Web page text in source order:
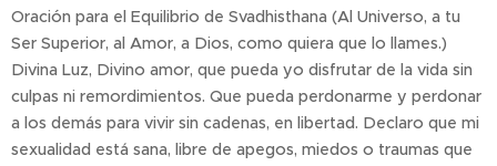
Oración para el Equilibrio de Svadhisthana (Al Universo, a tu
Ser Superior, al Amor, a Dios, como quiera que lo llames.)
Divina Luz, Divino amor, que pueda yo disfrutar de la vida sin
culpas ni remordimientos. Que pueda perdonarme y perdonar
a los demás para vivir sin cadenas, en libertad. Declaro que mi
sexualidad está sana, libre de apegos, miedos o traumas que